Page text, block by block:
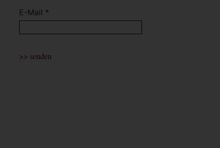
E-Mail *